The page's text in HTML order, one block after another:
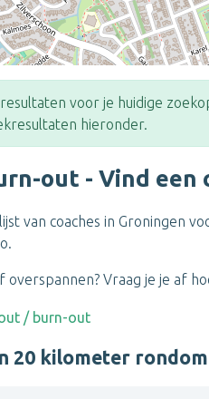
voor je huidige
hieronder.
out - Vind een
van coaches in Groningen
overspannen? Vraag je je af
/ burn-out
20 kilometer